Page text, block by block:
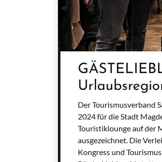
Der Tourismusverband
2024 für die Stadt
Touristiklounge auf der
ausgezeichnet. Die
Kongress und